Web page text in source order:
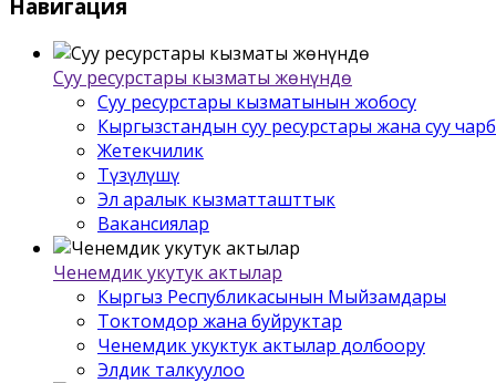
Навигация
Суу ресурстары кызматы жѳнүндѳ
Суу ресурстары кызматынын жобосу
Кыргызстандын суу ресурстары жана суу
Жетекчилик
Түзүлүшү
Эл аралык кызматташттык
Вакансиялар
Ченемдик укутук актылар
Кыргыз Республикасынын Мыйзамдары
Токтомдор жана буйруктар
Ченемдик укуктук актылар долбоору
Элдик талкуулоо